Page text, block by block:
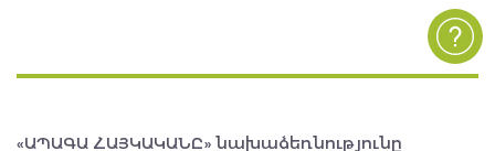
«ԱՊԱԳԱ ՀԱՅԿԱԿԱՆԸ» նախաձեռնությունը